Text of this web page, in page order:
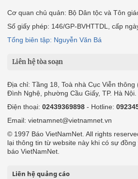
Cơ quan chủ quản: Bộ Dân tộc và Tôn
Số giấy phép: 146/GP-BVHTTDL, cấp
Tổng biên tập: Nguyễn Văn Bá
Liên hệ tòa soạn
Địa chỉ: Tầng 18, Toà nhà Cục Viễn thông
Đình Nghệ, phường Cầu Giấy, TP. Hà Nội.
Điện thoại: 02439369898 - Hotline:
Email: vietnamnet@vietnamnet.vn
© 1997 Báo VietNamNet. All rights
lại thông tin từ website này khi có sự
báo VietNamNet.
Liên hệ quảng cáo